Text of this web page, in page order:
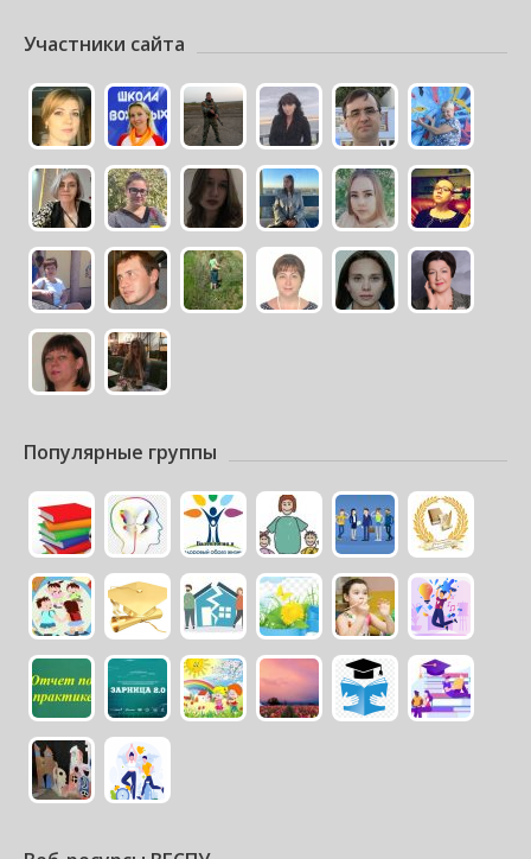
Участники сайта
Популярные группы